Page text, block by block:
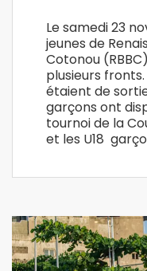
Le samedi 23
jeunes de
Cotonou
plusieurs
étaient de
garçons ont
tournoi de la
et les U18